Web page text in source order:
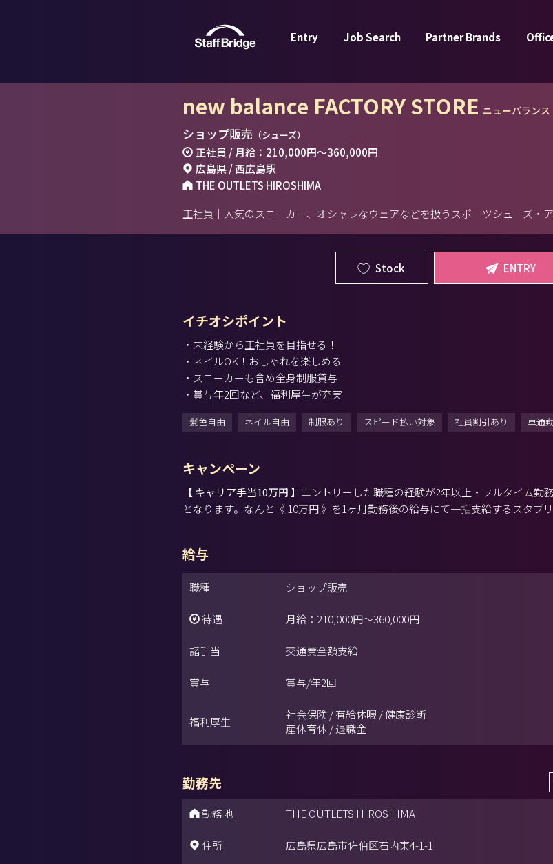
Entry Job Search Partner Brands
new balance FACTORY STORE ニューバラン
ショップ販売 （シューズ）
正社員 / 月給：210,000円～360,000円
広島県 / 西広島駅
THE OUTLETS HIROSHIMA
正社員｜人気のスニーカー、オシャレなウェアなどを扱うスポーツシューズ・
Stock ENTRY
イチオシポイント
・未経験から正社員を目指せる！
・ネイルOK！おしゃれを楽しめる
・スニーカーも含め全身制服貸与
・賞与年2回など、福利厚生が充実
髪色自由 ネイル自由 制服あり スピード払い対象 社員割引あり 車通
キャンペーン
【 キャリア手当10万円 】 エントリーした職種の経験が2年以上・フルタイム勤
となります。なんと《 10万円 》を1ヶ月勤務後の給与にて一括支給するスタブ
給与
職種 ショップ販売
待遇 月給：210,000円～360,000円
諸手当 交通費全額支給
賞与 賞与/年2回
福利厚生
社会保険 / 有給休暇 / 健康診断
産休育休 / 退職金
勤務先
勤務地 THE OUTLETS HIROSHIMA
住所 広島県広島市佐伯区石内東4-1-1